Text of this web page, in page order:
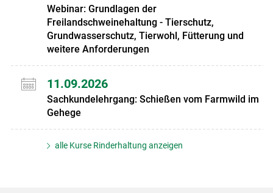
Webinar: Grundlagen der
Freilandschweinehaltung - Tierschutz,
Grundwasserschutz, Tierwohl, Fütterung und
weitere Anforderungen
11.09.2026
Sachkundelehrgang: Schießen vom Farmwild im
Gehege
alle Kurse Rinderhaltung anzeigen